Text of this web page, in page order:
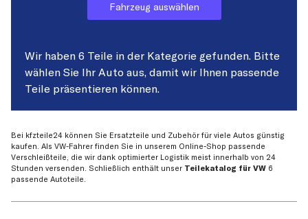
Fahrzeug auswählen
Wir haben 6 Teile in der Kategorie gefunden. Bitte
wählen Sie Ihr Auto aus, damit wir Ihnen passende
Teile präsentieren können.
Bei kfzteile24 können Sie Ersatzteile und Zubehör für viele Autos günstig
kaufen. Als VW-Fahrer finden Sie in unserem Online-Shop passende
Verschleißteile, die wir dank optimierter Logistik meist innerhalb von 24
Stunden versenden. Schließlich enthält unser Teilekatalog für VW 6
passende Autoteile.